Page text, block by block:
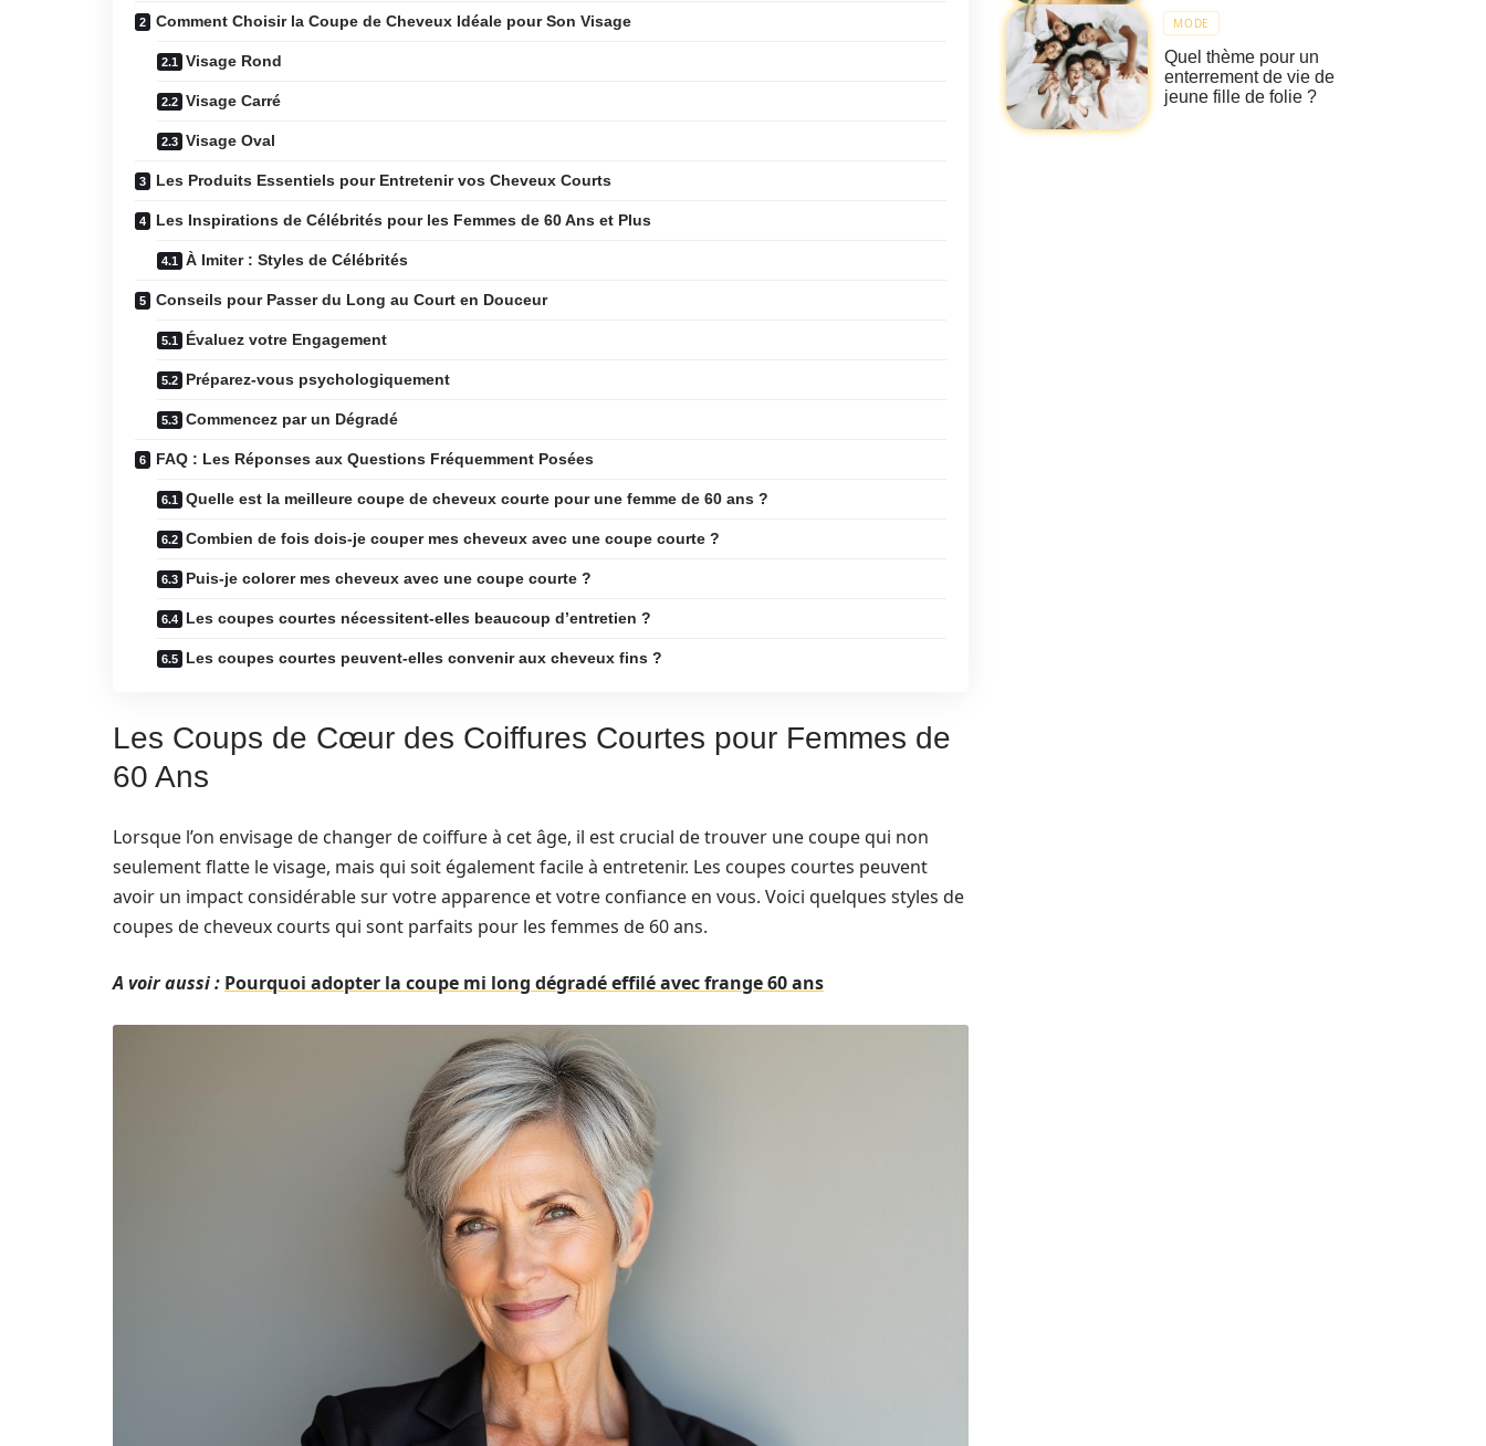
Comment Choisir la Coupe de Cheveux Idéale pour Son Visage
Visage Rond
Visage Carré
Visage Oval
Les Produits Essentiels pour Entretenir vos Cheveux Courts
Les Inspirations de Célébrités pour les Femmes de 60 Ans et Plus
À Imiter : Styles de Célébrités
Conseils pour Passer du Long au Court en Douceur
Évaluez votre Engagement
Préparez-vous psychologiquement
Commencez par un Dégradé
FAQ : Les Réponses aux Questions Fréquemment Posées
Quelle est la meilleure coupe de cheveux courte pour une femme de 60 ans ?
Combien de fois dois-je couper mes cheveux avec une coupe courte ?
Puis-je colorer mes cheveux avec une coupe courte ?
Les coupes courtes nécessitent-elles beaucoup d’entretien ?
Les coupes courtes peuvent-elles convenir aux cheveux fins ?
Les Coups de Cœur des Coiffures Courtes pour Femmes de
60 Ans
Lorsque l’on envisage de changer de coiffure à cet âge, il est crucial de trouver une coupe qui non
seulement flatte le visage, mais qui soit également facile à entretenir. Les coupes courtes peuvent
avoir un impact considérable sur votre apparence et votre confiance en vous. Voici quelques styles de
coupes de cheveux courts qui sont parfaits pour les femmes de 60 ans.
A voir aussi : Pourquoi adopter la coupe mi long dégradé effilé avec frange 60 ans
MODE
Quel thème pour un
enterrement de vie de
jeune fille de folie ?